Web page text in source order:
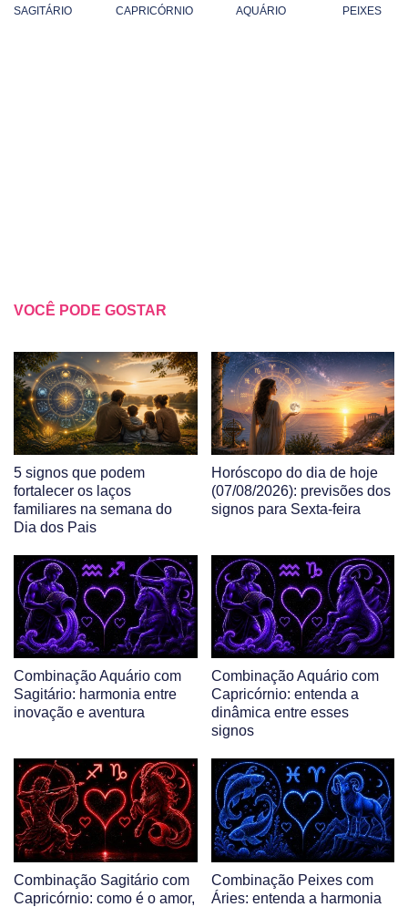
SAGITÁRIO CAPRICÓRNIO AQUÁRIO PEIXES
VOCÊ PODE GOSTAR
5 signos que podem
fortalecer os laços
familiares na semana do
Dia dos Pais
Horóscopo do dia de hoje
(07/08/2026): previsões dos
signos para Sexta-feira
Combinação Aquário com
Sagitário: harmonia entre
inovação e aventura
Combinação Aquário com
Capricórnio: entenda a
dinâmica entre esses
signos
Combinação Sagitário com
Capricórnio: como é o amor,
Combinação Peixes com
Áries: entenda a harmonia